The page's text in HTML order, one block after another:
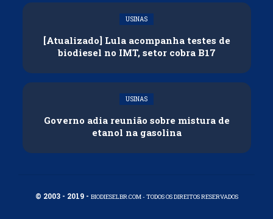
USINAS
[Atualizado] Lula acompanha testes de
biodiesel no IMT, setor cobra B17
USINAS
Governo adia reunião sobre mistura de
etanol na gasolina
© 2003 - 2019 - BIODIESELBR.COM - TODOS OS DIREITOS RESERVADOS